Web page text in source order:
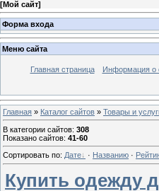
[Мой сайт]
Форма входа
Меню сайта
Главная страница Информация о
Главная » Каталог сайтов » Товары и
В категории сайтов: 308
Показано сайтов: 41-60
Сортировать по: Дате · Названию ·
Купить одежду